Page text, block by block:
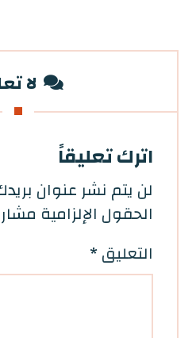
لا
اترك تعليقاً
لن يتم نشر عنوان
الحقول الإلزامية
التعليق*